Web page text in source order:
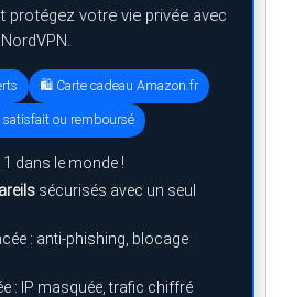
protégez votre vie privée avec
NordVPN.
🛍️ Carte cadeau Amazon.fr
satisfait ou remboursé
1 dans le monde !
sécurisés avec un seul
: anti-phishing, blocage
: IP masquée, trafic chiffré